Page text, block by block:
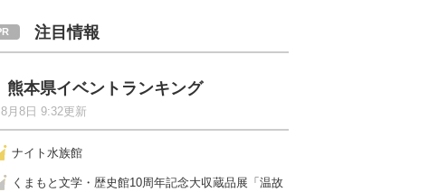
注目情報
熊本県イベントランキング
8月8日 9:32更新
ナイト水族館
くまもと文学・歴史館10周年記念大収蔵品展「温故